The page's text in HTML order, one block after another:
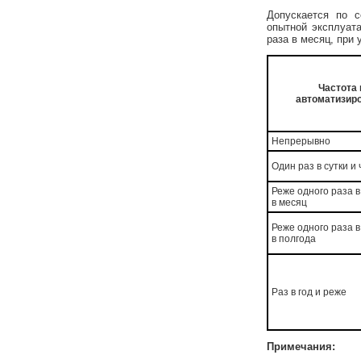
Допускается по
опытной
раза в месяц, при
Частота
Непрерывно
Один раз в сутки и
Реже одного раза
в месяц
Реже одного раза
в полгода
Раз в год и реже
Примечания: